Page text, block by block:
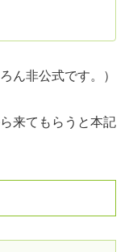
ん非公式です。）
来てもらうと本記